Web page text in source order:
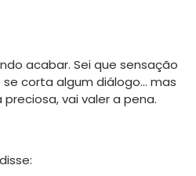
acabar. Sei que sensação
se corta algum diálogo… mas
vai valer a pena.
disse: